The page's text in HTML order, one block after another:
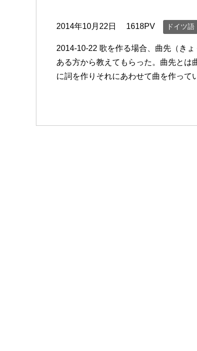
2014年10月22日 1618PV ドイツ語
2014-10-22 歌を作る場合、曲先（き
ある方から教えてもらった。曲先とは
に詞を作りそれにあわせて曲を作って